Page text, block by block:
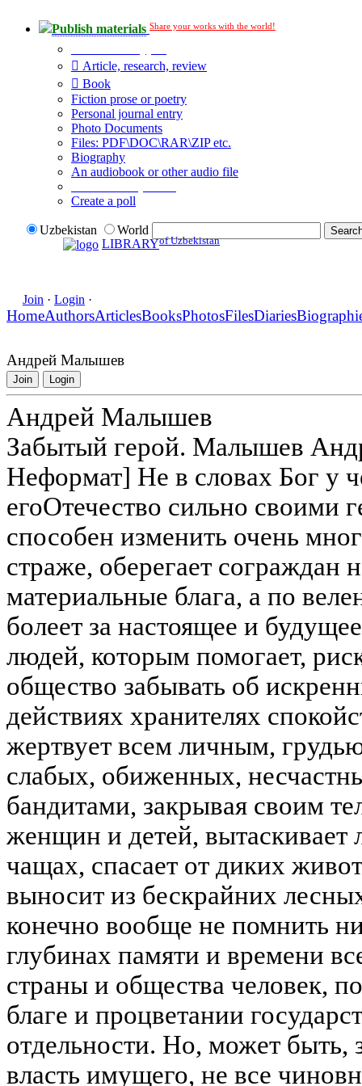
Publish materials Share your works with the world!
Article, research, review
Book
Fiction prose or poetry
Personal journal entry
Photo Documents
Files: PDF\DOC\RAR\ZIP etc.
Biography
An audiobook or other audio file
Create a poll
Uzbekistan
World
LIBRARYof Uzbekistan
Join · Login ·
HomeAuthorsArticlesBooksPhotosFilesDiaries
Андрей Малышев
Join Login
Андрей Малышев
Забытый герой. Малышев
Неформат] Не в словах Бог у
егоОтечество сильно своими
способен изменить очень
страже, оберегает сограждан
материальные блага, а по
болеет за настоящее и
людей, которым помогает,
общество забывать об
действиях хранителях
жертвует всем личным,
слабых, обиженных,
бандитами, закрывая своим
женщин и детей, вытаскивает
чащах, спасает от диких
выносит из бескрайних
конечно вообще не помнить
глубинах памяти и времени
страны и общества человек,
благе и процветании
отдельности. Но, может быть,
власть имущего, не все